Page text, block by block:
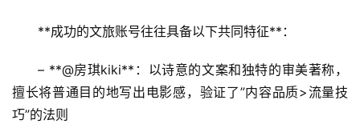
**成功的文旅账号往往具备以下共同特征**：
– **@房琪kiki**：以诗意的文案和独特的审美著称，
擅长将普通目的地写出电影感，验证了”内容品质>流量技
巧”的法则